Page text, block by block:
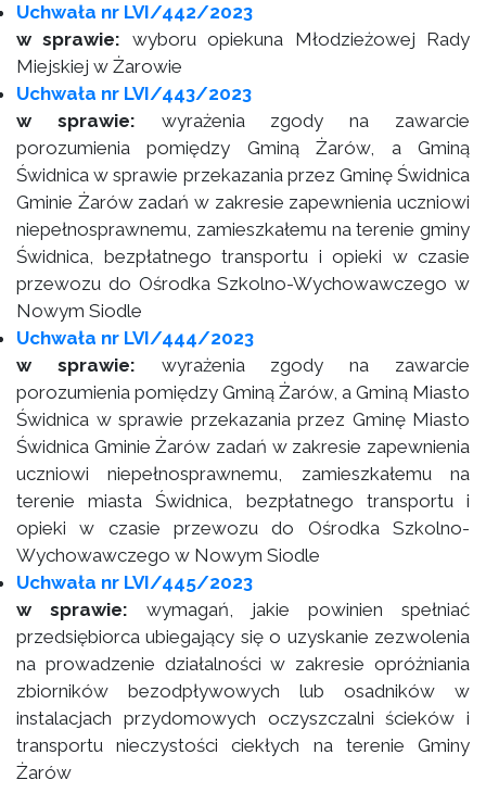
Uchwała nr LVI/442/2023
w sprawie: wyboru opiekuna Młodzieżowej Rady
Miejskiej w Żarowie
Uchwała nr LVI/443/2023
w sprawie: wyrażenia zgody na zawarcie
porozumienia pomiędzy Gminą Żarów, a Gminą
Świdnica w sprawie przekazania przez Gminę Świdnica
Gminie Żarów zadań w zakresie zapewnienia uczniowi
niepełnosprawnemu, zamieszkałemu na terenie gminy
Świdnica, bezpłatnego transportu i opieki w czasie
przewozu do Ośrodka Szkolno-Wychowawczego w
Nowym Siodle
Uchwała nr LVI/444/2023
w sprawie: wyrażenia zgody na zawarcie
porozumienia pomiędzy Gminą Żarów, a Gminą Miasto
Świdnica w sprawie przekazania przez Gminę Miasto
Świdnica Gminie Żarów zadań w zakresie zapewnienia
uczniowi niepełnosprawnemu, zamieszkałemu na
terenie miasta Świdnica, bezpłatnego transportu i
opieki w czasie przewozu do Ośrodka Szkolno-
Wychowawczego w Nowym Siodle
Uchwała nr LVI/445/2023
w sprawie: wymagań, jakie powinien spełniać
przedsiębiorca ubiegający się o uzyskanie zezwolenia
na prowadzenie działalności w zakresie opróżniania
zbiorników bezodpływowych lub osadników w
instalacjach przydomowych oczyszczalni ścieków i
transportu nieczystości ciekłych na terenie Gminy
Żarów